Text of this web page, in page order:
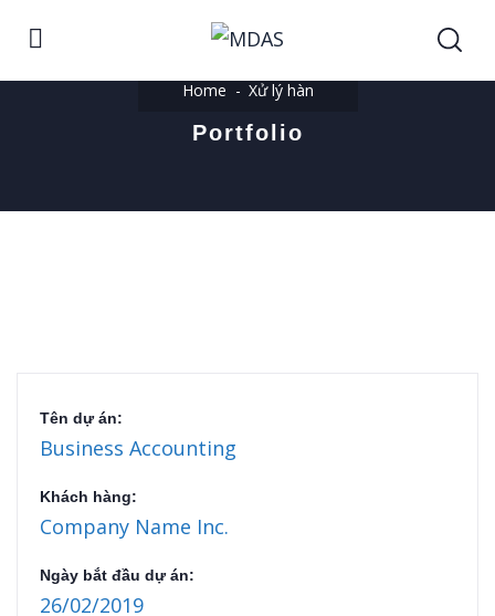
Home Xử lý hàn
Portfolio
Tên dự án:
Business Accounting
Khách hàng:
Company Name Inc.
Ngày bắt đầu dự án:
26/02/2019